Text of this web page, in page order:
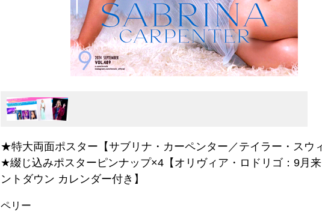
★特大両面ポスター【サブリナ・カーペンター／テイラー・スウ
★綴じ込みポスターピンナップ×4【オリヴィア・ロドリゴ：9月
ントダウン カレンダー付き】
ペリー